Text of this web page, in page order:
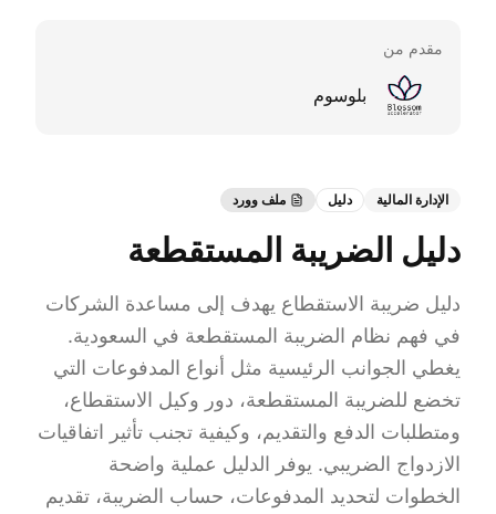
مقدم من
بلوسوم
الإدارة المالية دليل ملف وورد
دليل الضريبة المستقطعة
دليل ضريبة الاستقطاع يهدف إلى مساعدة الشركات
في فهم نظام الضريبة المستقطعة في السعودية.
يغطي الجوانب الرئيسية مثل أنواع المدفوعات التي
تخضع للضريبة المستقطعة، دور وكيل الاستقطاع،
ومتطلبات الدفع والتقديم، وكيفية تجنب تأثير اتفاقيات
الازدواج الضريبي. يوفر الدليل عملية واضحة
الخطوات لتحديد المدفوعات، حساب الضريبة، تقديم